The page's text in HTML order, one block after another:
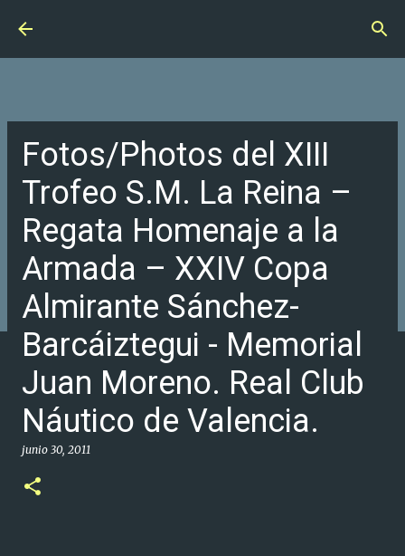
Fotos/Photos del XIII
Trofeo S.M. La Reina –
Regata Homenaje a la
Armada – XXIV Copa
Almirante Sánchez-
Barcáiztegui - Memorial
Juan Moreno. Real Club
Náutico de Valencia.
junio 30, 2011